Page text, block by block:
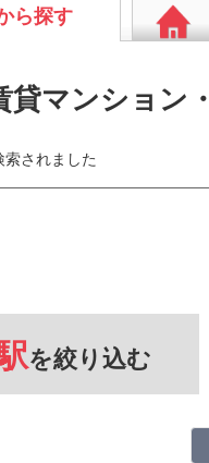
ら探す
貸マンション
索されました
を絞り込む